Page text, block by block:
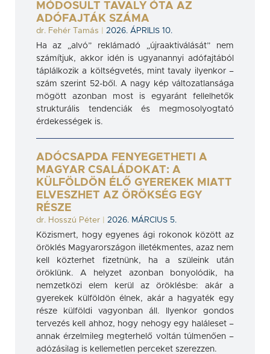
MÓDOSULT TAVALY ÓTA AZ
ADÓFAJTÁK SZÁMA
dr. Fehér Tamás
2026. ÁPRILIS 10.
Ha az „alvó” reklámadó „újraaktiválását” nem
számítjuk, akkor idén is ugyanannyi adófajtából
táplálkozik a költségvetés, mint tavaly ilyenkor –
szám szerint 52-ből. A nagy kép változatlansága
mögött azonban most is egyaránt fellelhetők
strukturális tendenciák és megmosolyogtató
érdekességek is.
ADÓCSAPDA FENYEGETHETI A
MAGYAR CSALÁDOKAT: A
KÜLFÖLDÖN ÉLŐ GYEREKEK MIATT
ELVESZHET AZ ÖRÖKSÉG EGY
RÉSZE
dr. Hosszú Péter
2026. MÁRCIUS 5.
Közismert, hogy egyenes ági rokonok között az
öröklés Magyarországon illetékmentes, azaz nem
kell közterhet fizetnünk, ha a szüleink után
öröklünk. A helyzet azonban bonyolódik, ha
nemzetközi elem kerül az öröklésbe: akár a
gyerekek külföldön élnek, akár a hagyaték egy
része külföldi vagyonban áll. Ilyenkor gondos
tervezés kell ahhoz, hogy nehogy egy haláleset –
annak érzelmileg megterhelő voltán túlmenően –
adózásilag is kellemetlen perceket szerezzen.